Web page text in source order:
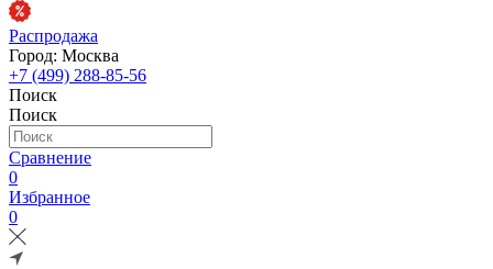
Распродажа
Город: Москва
+7 (499) 288-85-56
Поиск
Поиск
Сравнение
0
Избранное
0